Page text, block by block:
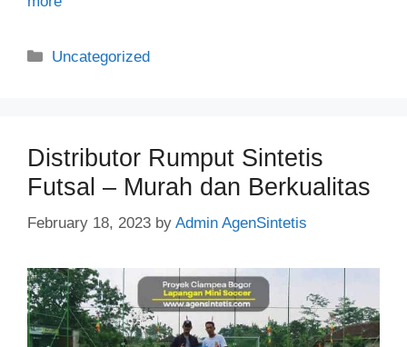
Categories
Uncategorized
Distributor Rumput Sintetis
Futsal – Murah dan Berkualitas
February 18, 2023 by Admin AgenSintetis